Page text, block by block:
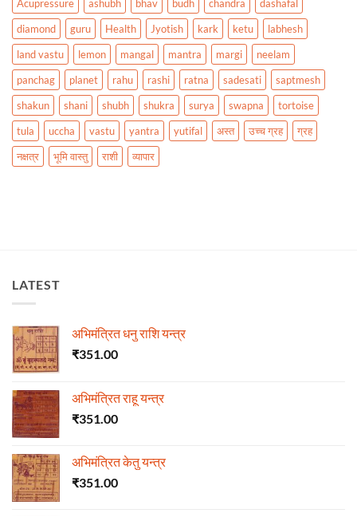
Acupressure ashubh bhav budh chandra
dashafal
diamond
guru Health Jyotish kark ketu
labhesh
land vastu
lemon mangal mantra margi
neelam
panchag
planet rahu rashi ratna sadesati
saptmesh
shakun
shani shubh shukra surya swapna
tortoise
tula
uccha vastu yantra yutifal अस्त उच्च ग्रह
ग्रह
नक्षत्र
भूमि वास्तु राशी व्यापार
LATEST
अभिमंत्रित धनु राशि यन्त्र
₹351.00
अभिमंत्रित राहू यन्त्र
₹351.00
अभिमंत्रित केतु यन्त्र
₹351.00